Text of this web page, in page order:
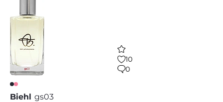
10
0
Biehl gs03